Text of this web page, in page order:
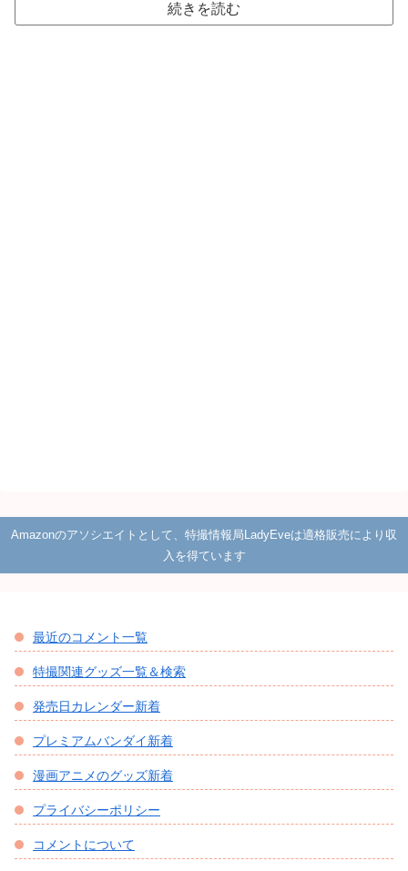
続きを読む
Amazonのアソシエイトとして、特撮情報局LadyEveは適格販売により収
入を得ています
最近のコメント一覧
特撮関連グッズ一覧＆検索
発売日カレンダー新着
プレミアムバンダイ新着
漫画アニメのグッズ新着
プライバシーポリシー
コメントについて